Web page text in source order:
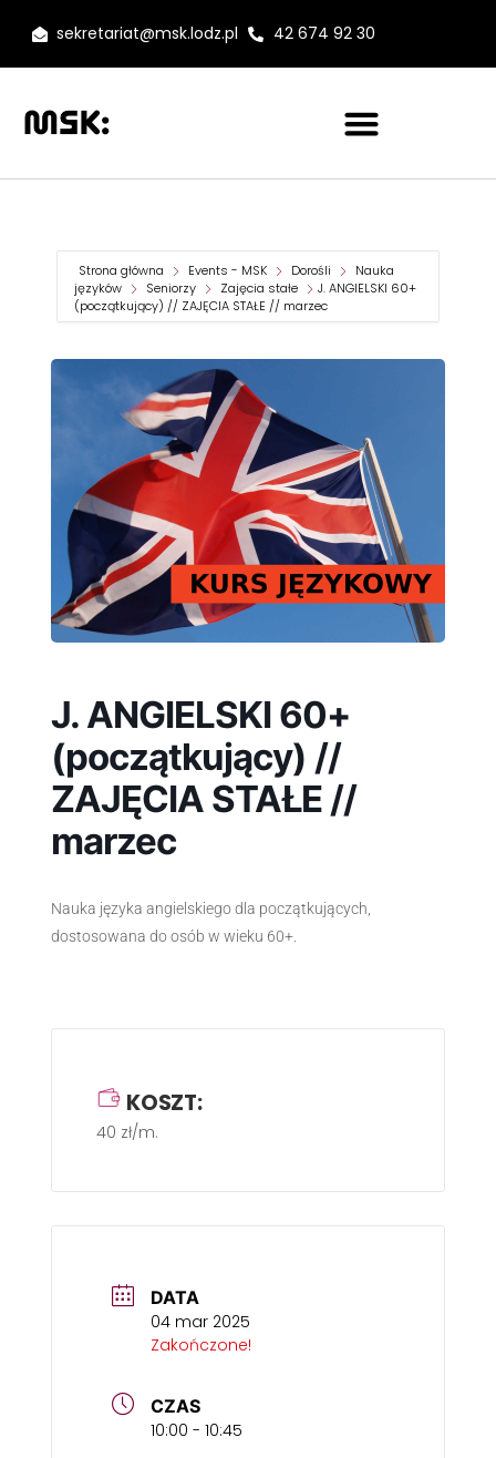
sekretariat@msk.lodz.pl 42 674 92 30
Strona główna Events - MSK Dorośli
Nauka
języków
Seniorzy Zajęcia stałe
J. ANGIELSKI 60+
(początkujący) // ZAJĘCIA STAŁE // marzec
J. ANGIELSKI 60+
(początkujący) //
ZAJĘCIA STAŁE //
marzec
Nauka języka angielskiego dla początkujących,
dostosowana do osób w wieku 60+.
KOSZT:
40 zł/m.
DATA
04 mar 2025
Zakończone!
CZAS
10:00 - 10:45